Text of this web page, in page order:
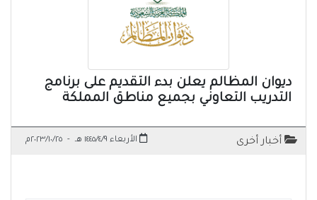
ديوان المظالم يعلن بدء التقديم على برنامج
التدريب التعاوني بجميع مناطق المملكة
أخبار أخرى الأربعاء ١٤٤٥/٤/٩ هـ - ٢٠٢٣/١٠/٢٥م